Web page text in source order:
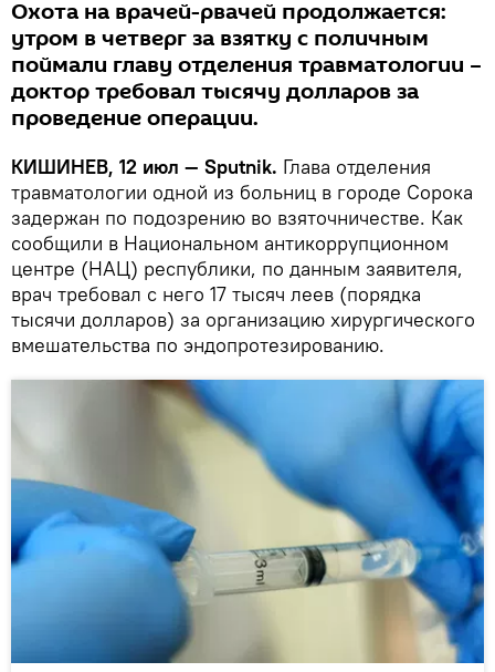
Охота на врачей-рвачей продолжается:
утром в четверг за взятку с поличным
поймали главу отделения травматологии –
доктор требовал тысячу долларов за
проведение операции.
КИШИНЕВ, 12 июл — Sputnik. Глава отделения
травматологии одной из больниц в городе Сорока
задержан по подозрению во взяточничестве. Как
сообщили в Национальном антикоррупционном
центре (НАЦ) республики, по данным заявителя,
врач требовал с него 17 тысяч леев (порядка
тысячи долларов) за организацию хирургического
вмешательства по эндопротезированию.